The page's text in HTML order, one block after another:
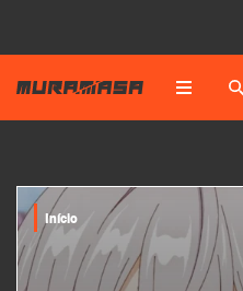
Início